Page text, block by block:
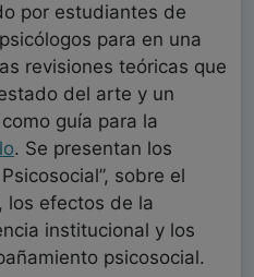
por estudiantes de
para en una
revisiones teóricas que
del arte y un
guía para la
. Se presentan los
sobre el
los efectos de la
institucional y los
psicosocial.